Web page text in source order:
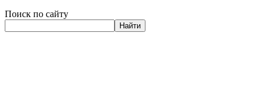
Поиск по сайту
Найти